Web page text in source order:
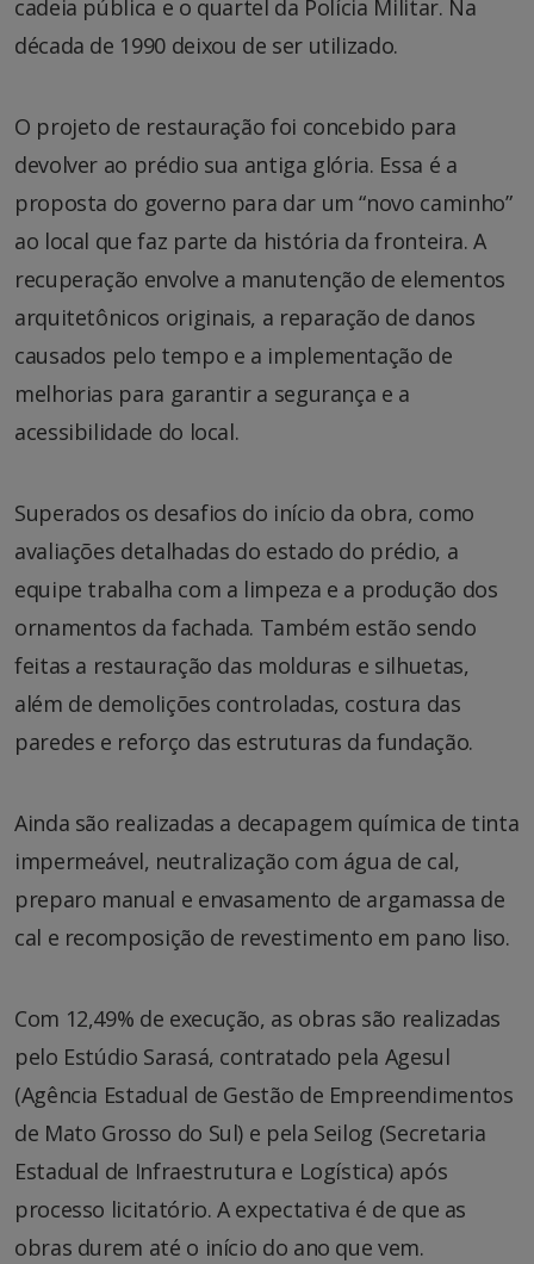
cadeia pública e o quartel da Polícia Militar. Na
década de 1990 deixou de ser utilizado.
O projeto de restauração foi concebido para
devolver ao prédio sua antiga glória. Essa é a
proposta do governo para dar um “novo caminho”
ao local que faz parte da história da fronteira. A
recuperação envolve a manutenção de elementos
arquitetônicos originais, a reparação de danos
causados pelo tempo e a implementação de
melhorias para garantir a segurança e a
acessibilidade do local.
Superados os desafios do início da obra, como
avaliações detalhadas do estado do prédio, a
equipe trabalha com a limpeza e a produção dos
ornamentos da fachada. Também estão sendo
feitas a restauração das molduras e silhuetas,
além de demolições controladas, costura das
paredes e reforço das estruturas da fundação.
Ainda são realizadas a decapagem química de tinta
impermeável, neutralização com água de cal,
preparo manual e envasamento de argamassa de
cal e recomposição de revestimento em pano liso.
Com 12,49% de execução, as obras são realizadas
pelo Estúdio Sarasá, contratado pela Agesul
(Agência Estadual de Gestão de Empreendimentos
de Mato Grosso do Sul) e pela Seilog (Secretaria
Estadual de Infraestrutura e Logística) após
processo licitatório. A expectativa é de que as
obras durem até o início do ano que vem.